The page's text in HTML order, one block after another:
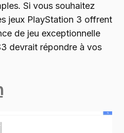
Si vous souhaitez
jeux PlayStation 3 offrent
de jeu exceptionnelle
devrait répondre à vos